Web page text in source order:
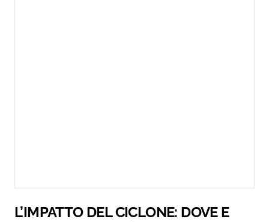
L’IMPATTO DEL CICLONE: DOVE E